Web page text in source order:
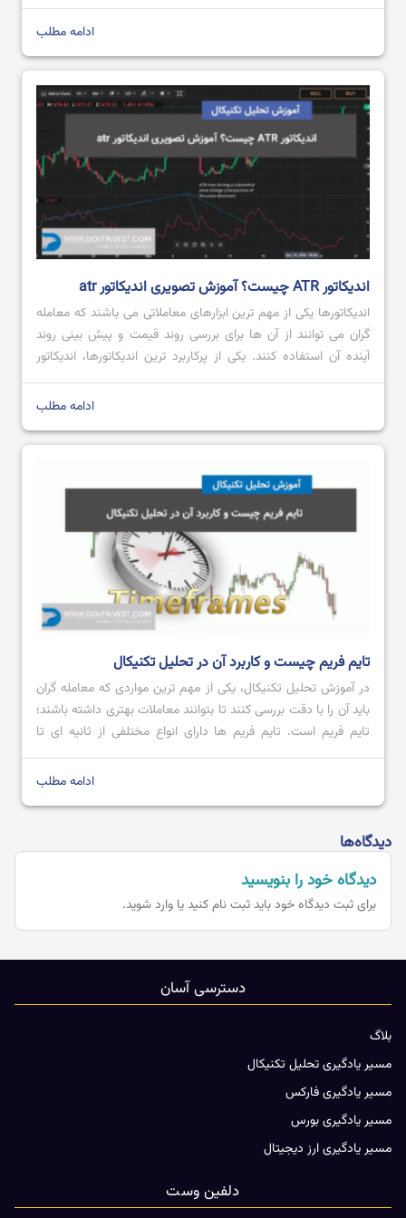
آموزش الگوهای هارمونیک پیشرفته
بینی روند آینده آن می پردازند. یکی از بهترین ابزارهای تحلیلی که
توسط معامله گران و سرمایه گذاران در انواع بازارهای مالی […]ادامه مطلب
اندیکاتور ATR چیست؟ آموزش تصویری اندیکاتور atr
اندیکاتورها یکی از مهم ترین ابزارهای معاملاتی می باشند که معامله
گران می توانند از آن ها برای بررسی روند قیمت و پیش بینی روند
آینده آن استفاده کنند. یکی از پرکاربرد ترین اندیکاتورها، اندیکاتور
ATR است که محبوبیت بالایی میان معامله گران داشته و از آن
ادامه مطلب
تایم فریم چیست و کاربرد آن در تحلیل تکنیکال
در آموزش تحلیل تکنیکال، یکی از مهم ترین مواردی که معامله گران
باید آن را با دقت بررسی کنند تا بتوانند معاملات بهتری داشته باشند؛
تایم فریم است. تایم فریم‌ ها دارای انواع مختلفی از ثانیه ای تا
ماهانه می باشند که هر کدام با توجه به نیاز معامله گر می تواند یک
ادامه مطلب
دیدگاه‌ها
دیدگاه خود را بنویسید
برای ثبت دیدگاه خود بایدثبت نام کنید یا وارد شوید.
دسترسی آسان
بلاگ
مسیر یادگیری تحلیل تکنیکال
مسیر یادگیری فارکس
مسیر یادگیری بورس
مسیر یادگیری ارز دیجیتال
دلفین وست